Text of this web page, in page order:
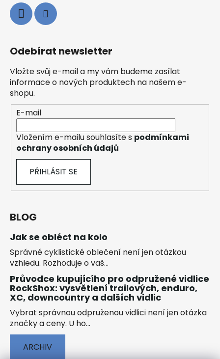
Odebírat newsletter
Vložte svůj e-mail a my vám budeme zasílat
informace o nových produktech na našem e-
shopu.
E-mail
Vložením e-mailu souhlasíte s podmínkami
ochrany osobních údajů
PŘIHLÁSIT SE
BLOG
Jak se obléct na kolo
Správné cyklistické oblečení není jen otázkou
vzhledu. Rozhoduje o vaš...
Průvodce kupujícího pro odpružené vidlice
RockShox: vysvětlení trailových, enduro,
XC, downcountry a dalších vidlic
Vybrat správnou odpruženou vidlici není jen otázka
značky a ceny. U ho...
ARCHIV